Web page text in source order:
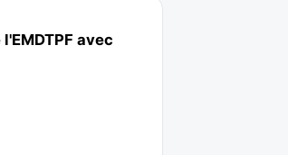
avec